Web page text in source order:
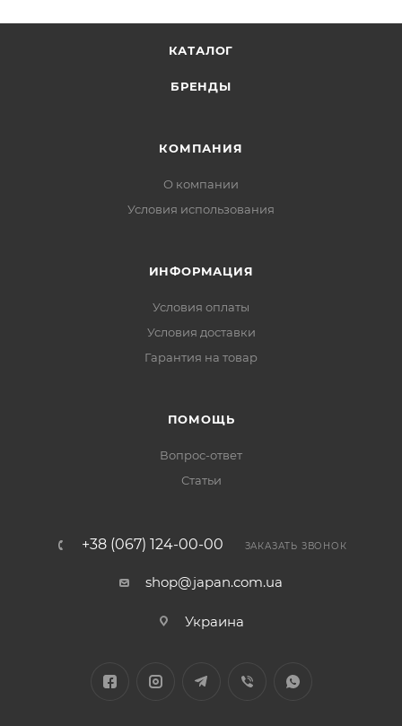
КАТАЛОГ
БРЕНДЫ
КОМПАНИЯ
О компании
Условия использования
ИНФОРМАЦИЯ
Условия оплаты
Условия доставки
Гарантия на товар
ПОМОЩЬ
Вопрос-ответ
Статьи
+38 (067) 124-00-00 ЗАКАЗАТЬ ЗВОНОК
shop@japan.com.ua
Украина